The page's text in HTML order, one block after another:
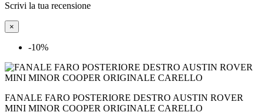
Scrivi la tua recensione
×
-10%
FANALE FARO POSTERIORE DESTRO AUSTIN ROVER
MINI MINOR COOPER ORIGINALE CARELLO